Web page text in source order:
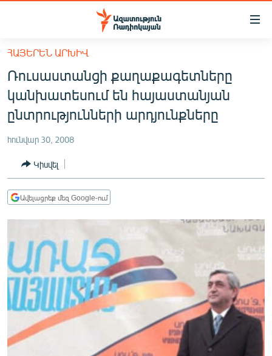
Մատչելիության
հիմնական
բովանդակությանը
Անցնել
հիմնական
մենյուին
ՔԱՂԱՔԱԿԱՆ
ՀԱՍԱՐԱԿՈՒԹՅՈՒՆ
ՏՆՏԵՍՈՒԹՅՈՒՆ
ՂԱՐԱԲԱՂ
ՊԱՏԵՐԱԶՄԻ 6 ՇԱԲԱԹՆԵՐԸ
ՏԱՐԱԾԱՇՐՋԱՆ
ՄԻՋԱԶԳԱՅԻՆ
ՄՇԱԿՈՒՅԹ
ՍՊՈՐՏ
ՄԵԿՆԱԲԱՆՈՒԹՅՈՒՆ
ՀԱՅԵՐԵՆ ԱՐԽԻՎ
Ռուսաստանցի քաղաքագետները
կանխատեսում են հայաստանյան
ընտրությունների արդյունքները
հունվար 30, 2008
Կիսվել
Ավելացրեք մեզ Google-ում